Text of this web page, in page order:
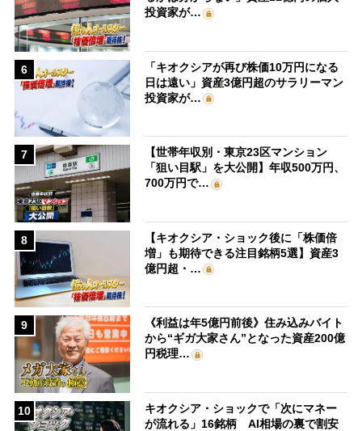
投資家が…
6
「キオクシアが再び株価10万円になる
日は遠い」資産3億円超のサラリーマン
投資家が…
7
【世帯年収別・東京23区マンション
「狙い目駅」を大公開】年収500万円、
700万円で…
8
【キオクシア・ショック後に「株価倍
増」も期待できる注目銘柄5選】資産3
億円超・…
9
《利益は年5億円前後》住み込みバイト
から“ギガ大家さん”となった資産200億
円税理…
10
キオクシア・ショックで「次にマネー
が流れる」16銘柄 AI相場の裏で割安